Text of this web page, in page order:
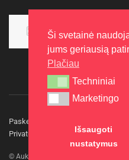
aukso
2015-10-30
Paskelbkite naujieną
Privatumo politika
Kontaktai
© Aukštaitijos gidas
Ši svetainė
jums geriausią
Plačiau
Techniniai
Techniniai
Marketingo
Marketingo
Išsaugoti
nustatymus